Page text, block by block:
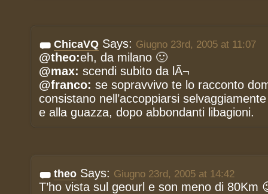
ChicaVQ Says: Giugno 23rd, 2005 at 11:07
@theo:eh, da milano 🙂
@max: scendi subito da lÃ¬
@franco: se sopravvivo te lo racconto
consistano nell’accoppiarsi
e alla guazza, dopo abbondanti libagioni.
theo Says: Giugno 23rd, 2005 at 14:42
T’ho vista sul geourl e son meno di 80Km